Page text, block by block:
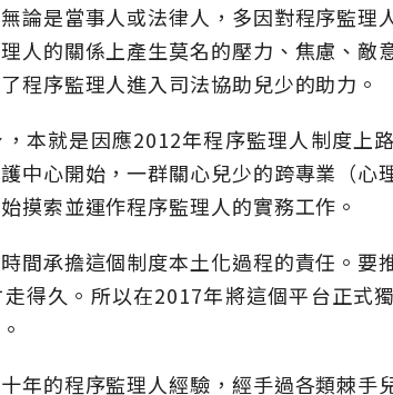
論是當事人或法律人，多因對程序監理
人的關係上產生莫名的壓力、焦慮、敵
程序監理人進入司法協助兒少的助力。
，本就是因應2012年程序監理人制度上
中心開始，一群關心兒少的跨專業（心
摸索並運作程序監理人的實務工作。
間承擔這個制度本土化過程的責任。要
得久。所以在2017年將這個平台正式
年的程序監理人經驗，經手過各類棘手